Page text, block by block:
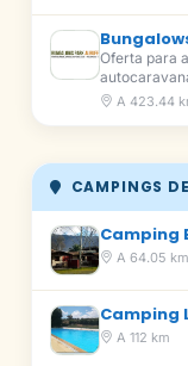
Oferta para
A 423.44
CAMPINGS
Camping
A 64.05 km
Camping
A 112 km